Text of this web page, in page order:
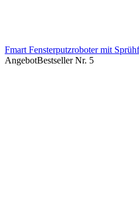
Fmart Fensterputzroboter mit
AngebotBestseller Nr. 5